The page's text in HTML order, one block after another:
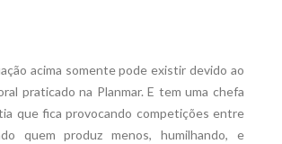
acima somente pode existir devido ao
praticado na Planmar. E tem uma chefa
que fica provocando competições entre
quem produz menos, humilhando, e